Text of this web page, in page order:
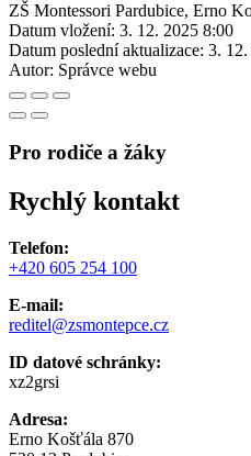
ZŠ Montessori Pardubice, Erno
Datum vložení: 3. 12. 2025 8:00
Datum poslední aktualizace: 3.
Autor: Správce webu
Pro rodiče a žáky
Rychlý kontakt
Telefon:
+420 605 254 100
E-mail:
reditel@zsmontepce.cz
ID datové schránky:
xz2grsi
Adresa:
Erno Košťála 870